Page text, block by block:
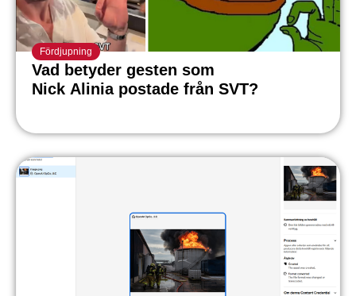
Fördjupning
Vad betyder gesten som
Nick Alinia postade från SVT?